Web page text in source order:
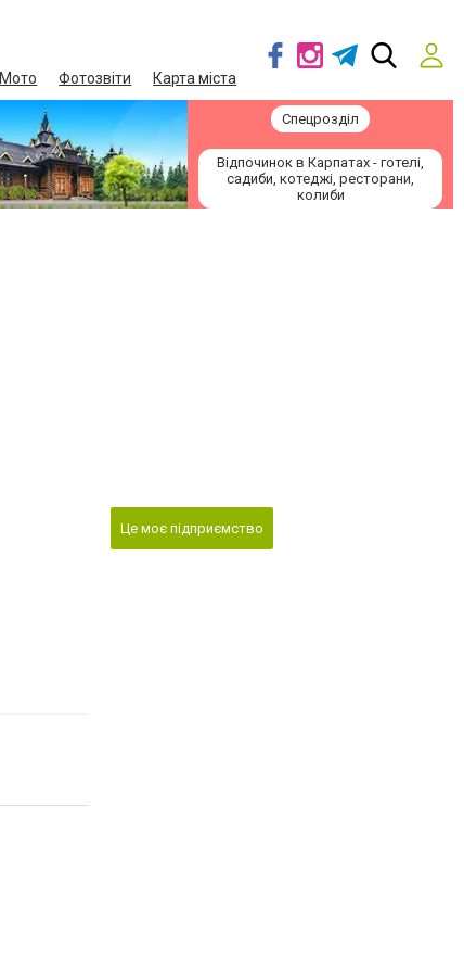
Фотозвіти Карта міста
Спецрозділ
Відпочинок в Карпатах - готелі,
садиби, котеджі, ресторани,
колиби
Це моє підприємство